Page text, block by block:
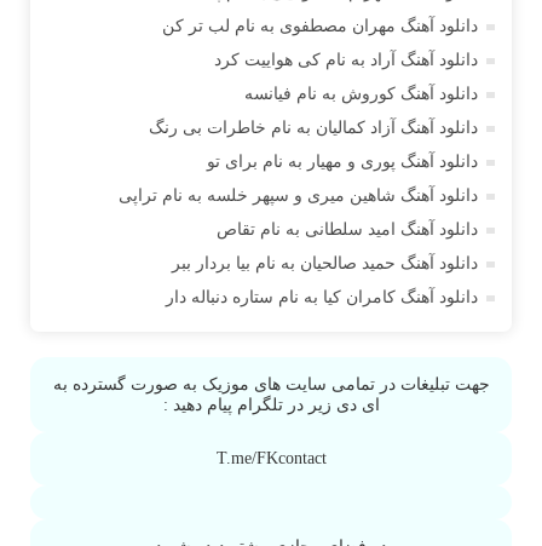
آراد
آراد شاک
آراد عباسی
آراز
آراز آرا
آراز المان
آراز نصیری
آراکو
آراکوم
آران براتی و ایمان حمیدی
دانلود آهنگ مهران مصطفوی به نام لب تر کن
دانلود آهنگ آراد به نام کی هواییت کرد
دانلود آهنگ کوروش به نام فیانسه
دانلود آهنگ آزاد کمالیان به نام خاطرات بی رنگ
دانلود آهنگ پوری و مهیار به نام برای تو
دانلود آهنگ شاهین میری و سپهر خلسه به نام تراپی
دانلود آهنگ امید سلطانی به نام تقاص
دانلود آهنگ حمید صالحیان به نام بیا بردار ببر
دانلود آهنگ کامران کیا به نام ستاره دنباله دار
جهت تبلیغات در تمامی سایت های موزیک به صورت گسترده به
ای دی زیر در تلگرام پیام دهید :
T.me/FKcontact